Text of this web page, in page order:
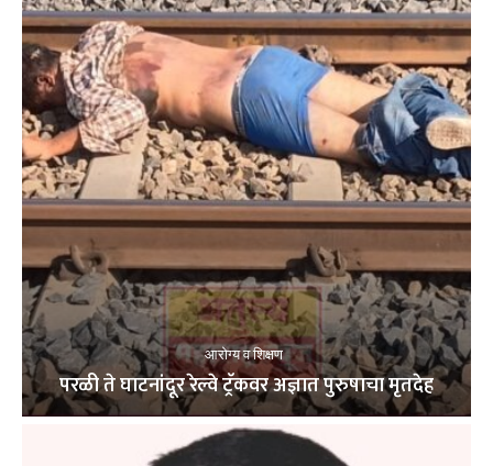
आरोग्य व शिक्षण
परळी ते घाटनांदूर रेल्वे ट्रॅकवर अज्ञात पुरुषाचा मृतदेह